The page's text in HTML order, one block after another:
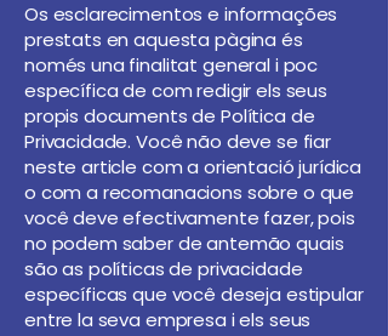
Os esclarecimentos e informações
prestats en aquesta pàgina és
només una finalitat general i poc
específica de com redigir els seus
propis documents de Política de
Privacidade. Você não deve se fiar
neste article com a orientació jurídica
o com a recomanacions sobre o que
você deve efectivamente fazer, pois
no podem saber de antemão quais
são as políticas de privacidade
específicas que você deseja estipular
entre la seva empresa i els seus